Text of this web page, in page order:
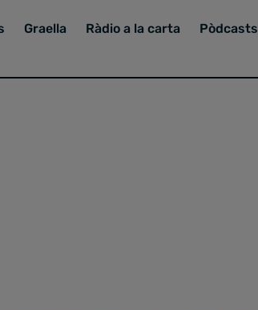
Graella Ràdio a la carta Pòdcasts